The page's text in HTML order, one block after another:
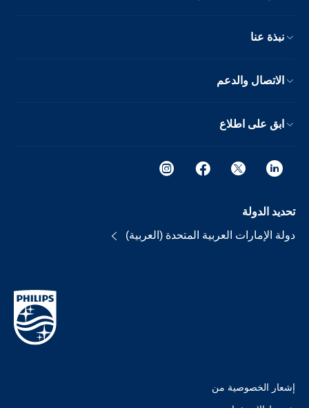
نبذة عنا
الاتصال والدعم
ابق على اطلاع
تحديد الدولة
دولة الإمارات العربية المتحدة (العربية)
إشعار الخصوصية من